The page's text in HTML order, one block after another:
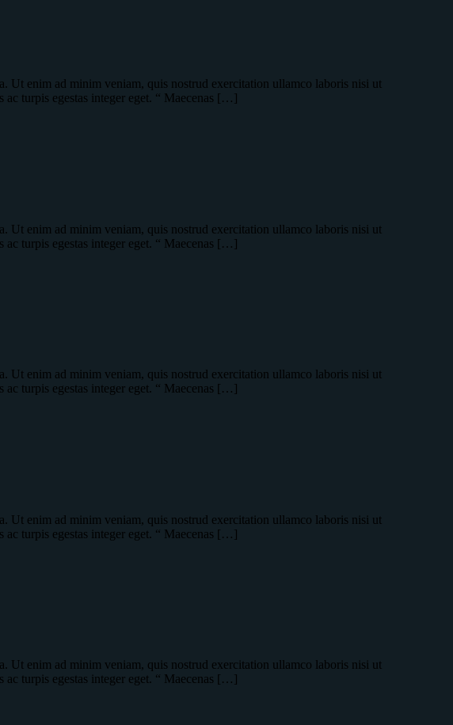
Ut enim ad minim veniam, quis nostrud exercitation ullamco laboris nisi ut
turpis egestas integer eget. “ Maecenas […]
Ut enim ad minim veniam, quis nostrud exercitation ullamco laboris nisi ut
turpis egestas integer eget. “ Maecenas […]
Ut enim ad minim veniam, quis nostrud exercitation ullamco laboris nisi ut
turpis egestas integer eget. “ Maecenas […]
Ut enim ad minim veniam, quis nostrud exercitation ullamco laboris nisi ut
turpis egestas integer eget. “ Maecenas […]
Ut enim ad minim veniam, quis nostrud exercitation ullamco laboris nisi ut
turpis egestas integer eget. “ Maecenas […]